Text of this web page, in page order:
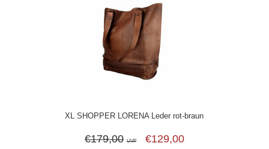
XL SHOPPER LORENA Leder rot-braun
€179,00 UVP €129,00